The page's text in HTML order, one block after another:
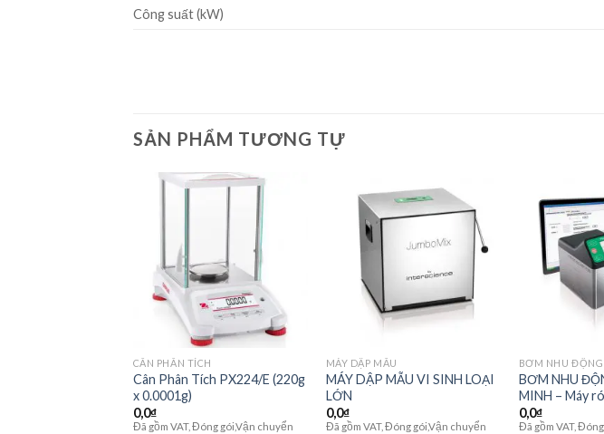
Công suất (kW)
SẢN PHẨM TƯƠNG TỰ
Add to
wishlist
CÂN PHÂN TÍCH
Cân Phân Tích PX224/E (220g
x 0.0001g)
0,0₫
Đã gồm VAT, Đóng gói,Vận chuyển
Add to
wishlist
MÁY DẬP MẪU
MÁY DẬP MẪU VI SINH LOẠI
LỚN
0,0₫
Đã gồm VAT, Đóng gói,Vận chuyển
BƠM NHU ĐỘNG
BƠM NHU
MINH – Máy
0,0₫
Đã gồm VAT,